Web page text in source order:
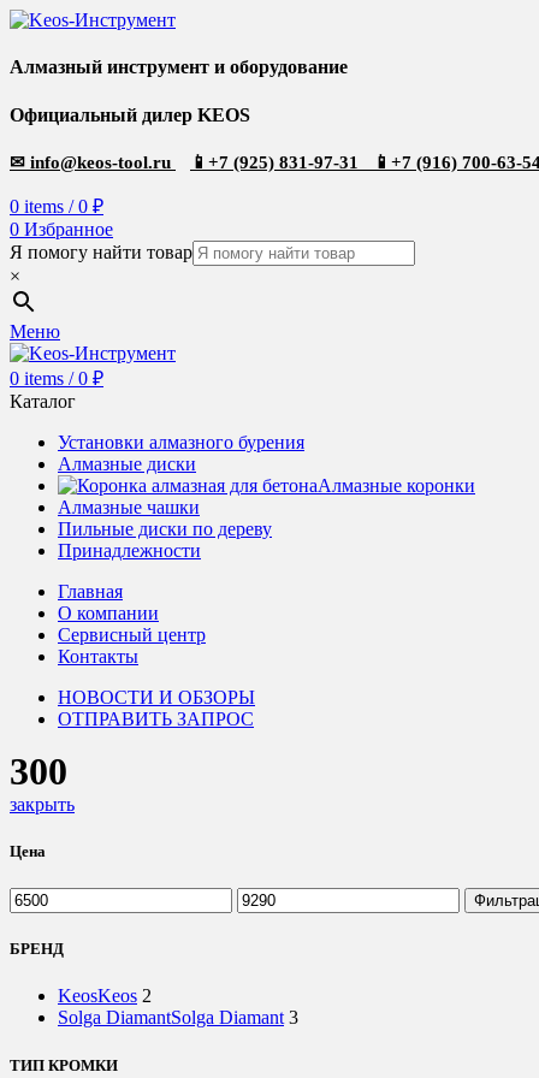
Алмазный инструмент и оборудование
Официальный дилер KEOS
✉ info@keos-tool.ru 📱 +7 (925) 831-97-31 📱 +7 (916) 700-63-
0 items / 0 ₽
0 Избранное
Я помогу найти товар
×
Меню
0 items / 0 ₽
Каталог
Установки алмазного бурения
Алмазные диски
Алмазные коронки
Алмазные чашки
Пильные диски по дереву
Принадлежности
Главная
О компании
Сервисный центр
Контакты
НОВОСТИ И ОБЗОРЫ
ОТПРАВИТЬ ЗАПРОС
300
закрыть
Цена
Минимальная
цена
Максимальная
цена
БРЕНД
KeosKeos 2
Solga DiamantSolga Diamant 3
ТИП КРОМКИ